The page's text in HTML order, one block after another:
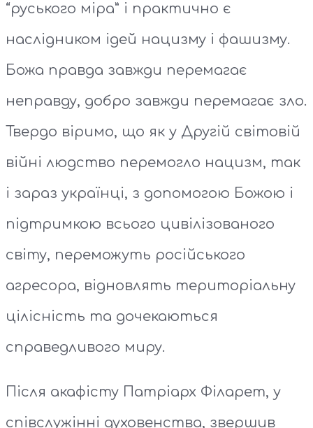
“руського міра” і практично є
наслідником ідей нацизму і фашизму.
Божа правда завжди перемагає
неправду, добро завжди перемагає зло.
Твердо віримо, що як у Другій світовій
війні людство перемогло нацизм, так
і зараз українці, з допомогою Божою і
підтримкою всього цивілізованого
світу, переможуть російського
агресора, відновлять територіальну
цілісність та дочекаються
справедливого миру.
Після акафісту Патріарх Філарет, у
співслужінні духовенства, звершив